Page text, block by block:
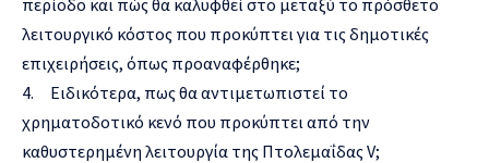
λειτουργικό κόστος που προκύπτει για τις δημοτικές
επιχειρήσεις, όπως προαναφέρθηκε;
4. Ειδικότερα, πως θα αντιμετωπιστεί το
χρηματοδοτικό κενό που προκύπτει από την
καθυστερημένη λειτουργία της Πτολεμαΐδας V;